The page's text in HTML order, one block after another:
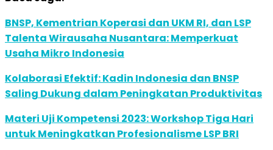
BNSP, Kementrian Koperasi dan UKM RI, dan LSP
Talenta Wirausaha Nusantara: Memperkuat
Usaha Mikro Indonesia
Kolaborasi Efektif: Kadin Indonesia dan BNSP
Saling Dukung dalam Peningkatan Produktivitas
Materi Uji Kompetensi 2023: Workshop Tiga Hari
untuk Meningkatkan Profesionalisme LSP BRI